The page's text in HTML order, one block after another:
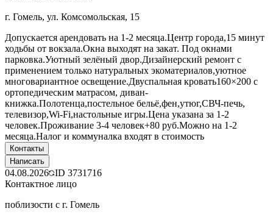
г. Гомель, ул. Комсомольская, 15
Допускается арендовать на 1-2 месяца.Центр города,15 минут
ходьбы от вокзала.Окна выходят на закат. Под окнами
парковка.Уютный зелёный двор.Дизайнерский ремонт с
применением только натуральных экоматериалов,уютное
многовариантное освещение.Двуспальная кровать160×200 с
ортопедическим матрасом, диван-
книжка.Полотенца,постельное бельё,фен,утюг,СВЧ-печь,
телевизор,Wi-Fi,настольные игры.Цена указана за 1-2
человек.Проживание 3-4 человек+80 руб.Можно на 1-2
месяца.Налог и коммуналка входят в стоимость
Контакты
Написать
04.08.2026 ID 3731716
Контактное лицо
поблизости с г. Гомель